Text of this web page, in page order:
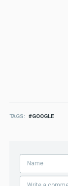
TAGS GOOGLE